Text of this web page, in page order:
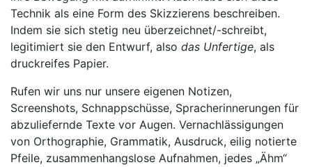
Technik als eine Form des Skizzierens beschreiben.
Indem sie sich stetig neu überzeichnet/-schreibt,
legitimiert sie den Entwurf, also das Unfertige, als
druckreifes Papier.
Rufen wir uns nur unsere eigenen Notizen,
Screenshots, Schnappschüsse, Spracherinnerungen für
abzuliefernde Texte vor Augen. Vernachlässigungen
von Orthographie, Grammatik, Ausdruck, eilig notierte
Pfeile, zusammenhangslose Aufnahmen, jedes „Ähm“